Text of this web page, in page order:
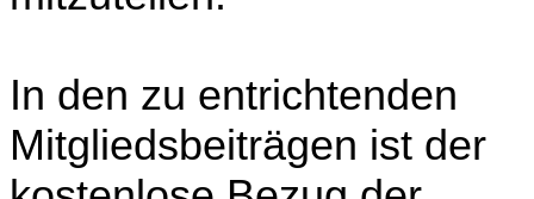
In den zu entrichtenden
Mitgliedsbeiträgen ist der